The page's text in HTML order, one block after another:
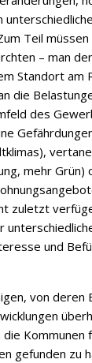
Teil müssen
– man
Standort am
die
des
vertane
mehr Grün)
zuletzt
und
von deren
Kommunen
gefunden zu